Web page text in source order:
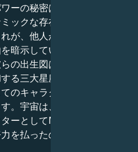
ーの秘密は、偉大な性格、
ックな存在感を示す天体の
が、他人がただ夢見るだけ
暗示しています。人生にお
の出生図は、水星、金星、
る三大星座の完璧な組み合
のキャラクターを形作る究
。宇宙は、私たちが思わず
ーとしてMichael Jordanを
を払ったのです。